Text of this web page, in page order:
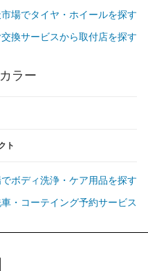
場でタイヤ・ホイールを探す
換サービスから取付店を探す
ラー
ト
ボディ洗浄・ケア用品を探す
・コーテイング予約サービス